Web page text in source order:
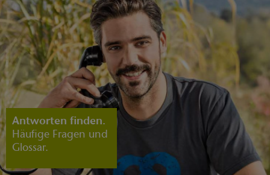
Antworten finden.
Häufige Fragen und
Glossar.